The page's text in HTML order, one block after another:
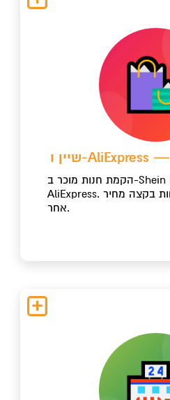
הקמת חנות מוכר ב-Shein Marketplace וב-
AliExpress. גישה למיליוני לקוחות בקצה מחיר
אחר.